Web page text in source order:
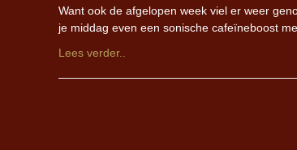
Want ook de afgelopen week viel er weer
je middag even een sonische cafeïneboost
Lees verder..